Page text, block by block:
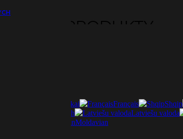
Lietuviškai Français Shqip
Deutsch Latviešu valoda
Moldavian
PRODUKTY